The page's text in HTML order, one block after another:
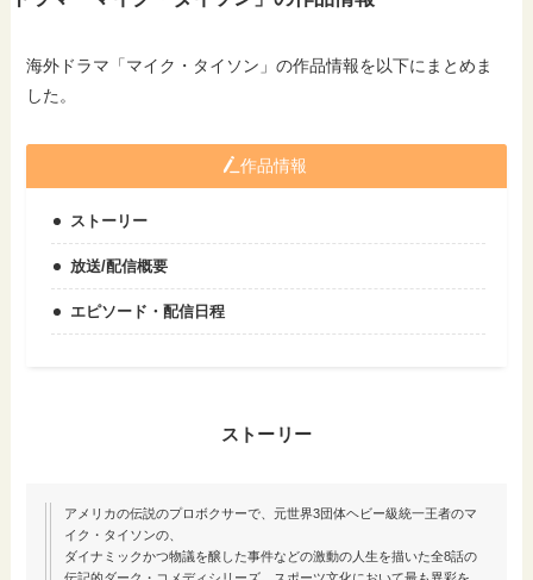
海外ドラマ「マイク・タイソン」の作品情報を以下にまとめま
した。
作品情報
ストーリー
放送/配信概要
エピソード・配信日程
ストーリー
アメリカの伝説のプロボクサーで、元世界3団体ヘビー級統一王者のマ
イク・タイソンの、
ダイナミックかつ物議を醸した事件などの激動の人生を描いた全8話の